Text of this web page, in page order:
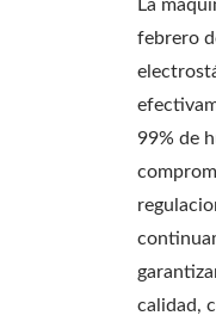
La
febrero
99% de
calidad,